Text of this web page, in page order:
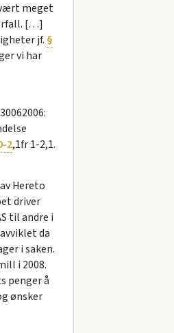
meget
[…]
jf. §
vi har
2,1fr 1-2,1.
Hereto
driver
til andre i
da
i saken.
i 2008.
penger å
ønsker